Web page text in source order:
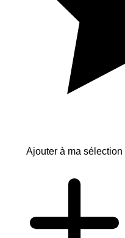
Ajouter à ma sélection